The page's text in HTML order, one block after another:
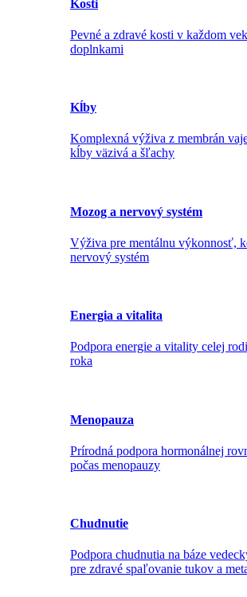
Kosti
Pevné a zdravé kosti v každom
doplnkami
Kĺby
Komplexná výživa z membrán
kĺby väzivá a šľachy
Mozog a nervový systém
Výživa pre mentálnu výkonnosť,
nervový systém
Energia a vitalita
Podpora energie a vitality celej
roka
Menopauza
Prírodná podpora hormonálnej
počas menopauzy
Chudnutie
Podpora chudnutia na báze
pre zdravé spaľovanie tukov a